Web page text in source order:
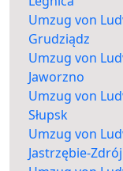
Umzug von
Grudziądz
Umzug von
Jaworzno
Umzug von
Słupsk
Umzug von
Jastrzębie-Zdrój